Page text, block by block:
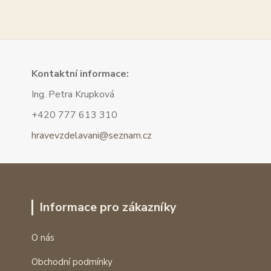
Kontaktní informace:
Ing. Petra Krupková
+420 777 613 310
hravevzdelavani@seznam.cz
Informace pro zákazníky
O nás
Obchodní podmínky